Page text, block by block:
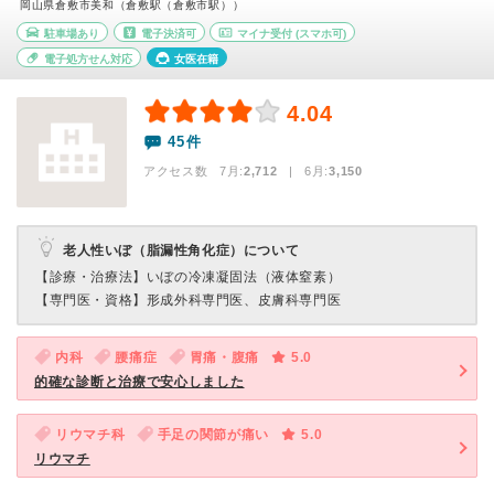
岡山県倉敷市美和（倉敷駅（倉敷市駅））
駐車場あり 電子決済可 マイナ受付 (スマホ可)
電子処方せん対応 女医在籍
4.04
45件
アクセス数 7月:2,712 | 6月:3,150
老人性いぼ（脂漏性角化症）について
【診療・治療法】 いぼの冷凍凝固法（液体窒素）
【専門医・資格】 形成外科専門医、皮膚科専門医
内科 腰痛症 胃痛・腹痛
5.0
的確な診断と治療で安心しました
リウマチ科 手足の関節が痛い
5.0
リウマチ